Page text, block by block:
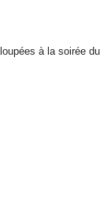
à la soirée